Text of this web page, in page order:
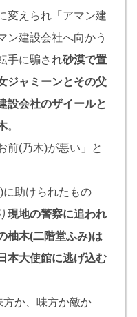
変えられ「アマン建
ン建設会社へ向かう
手に騙され砂漠で置
ジャミーンとその父
設会社のザイールと
。
前(乃木)が悪い」と
助けられたもの
現地の警察に追われ
柚木(二階堂ふみ)は
日本大使館に逃げ込む
か、味方か敵か